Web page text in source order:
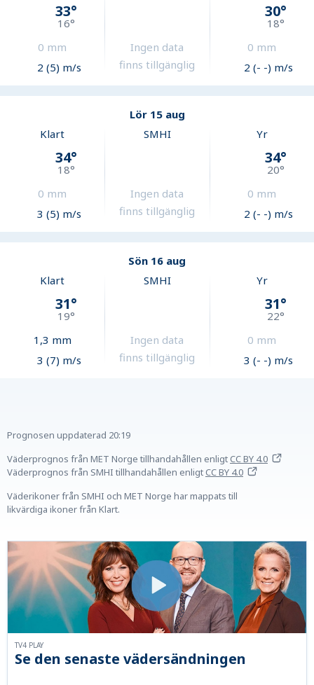
33°
16°
0 mm
2 (5) m/s
Ingen data
finns tillgänglig
30°
18°
0 mm
2 (- -) m/s
Lör 15 aug
Klart
34°
18°
0 mm
3 (5) m/s
SMHI
Ingen data
finns tillgänglig
Yr
34°
20°
0 mm
2 (- -) m/s
Sön 16 aug
Klart
31°
19°
1,3 mm
3 (7) m/s
SMHI
Ingen data
finns tillgänglig
Yr
31°
22°
0 mm
3 (- -) m/s
Prognosen uppdaterad 20:19
Väderprognos från MET Norge tillhandahållen enligtCC BY 4.0
Väderprognos från SMHI tillhandahållen enligtCC BY 4.0
Väderikoner från SMHI och MET Norge har mappats till
likvärdiga ikoner från Klart.
Se den senaste vädersändningen
TV4 PLAY